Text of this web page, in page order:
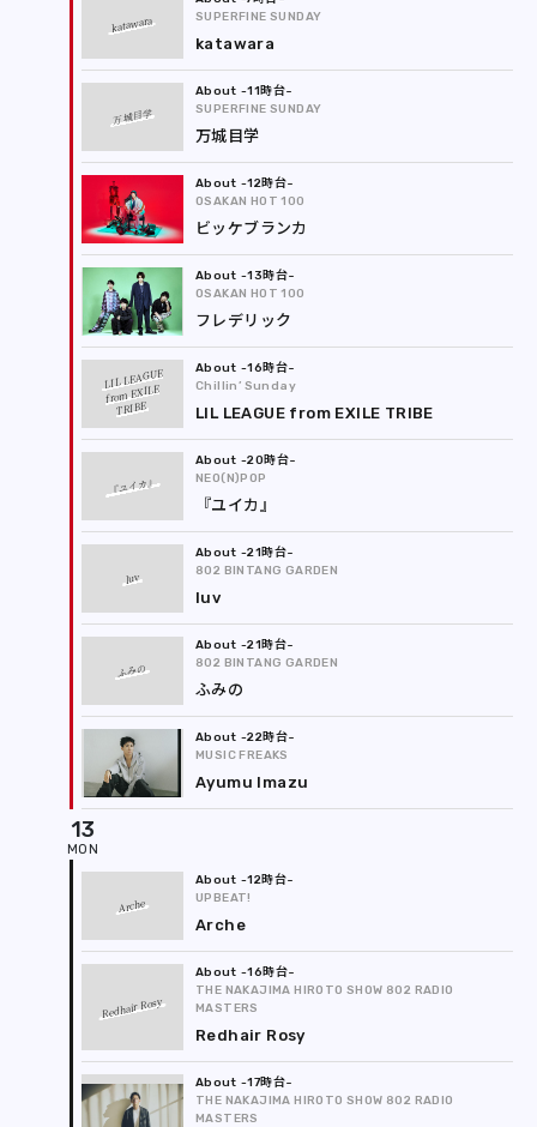
katawara
SUPERFINE SUNDAY
katawara
万城目学
-11時台
SUPERFINE SUNDAY
万城目学
-12時台
OSAKAN HOT 100
ビッケブランカ
-13時台
OSAKAN HOT 100
フレデリック
LIL LEAGUE
from EXILE
TRIBE
-16時台
Chillin’ Sunday
LIL LEAGUE from EXILE TRIBE
『ユイカ』
-20時台
NEO(N)POP
『ユイカ』
luv
-21時台
802 BINTANG GARDEN
luv
ふみの
-21時台
802 BINTANG GARDEN
ふみの
-22時台
MUSIC FREAKS
Ayumu Imazu
13
Arche
-12時台
UPBEAT!
Arche
Redhair Rosy
-16時台
THE NAKAJIMA HIROTO SHOW 802 RADIO
MASTERS
Redhair Rosy
-17時台
THE NAKAJIMA HIROTO SHOW 802 RADIO
MASTERS